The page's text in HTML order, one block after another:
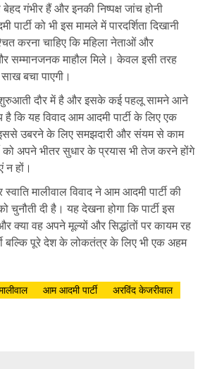
गंभीर हैं और इनकी निष्पक्ष जांच होनी
को भी इस मामले में पारदर्शिता दिखानी
करना चाहिए कि महिला नेताओं और
सम्मानजनक माहौल मिले। केवल इसी तरह
बचा पाएगी।
शुरुआती दौर में है और इसके कई पहलू सामने आने
कि यह विवाद आम आदमी पार्टी के लिए एक
इससे उबरने के लिए समझदारी और संयम से काम
को अपने भीतर सुधार के प्रयास भी तेज करने होंगे
न हों।
मालीवाल विवाद ने आम आदमी पार्टी की
चुनौती दी है। यह देखना होगा कि पार्टी इस
वह अपने मूल्यों और सिद्धांतों पर कायम रह
बल्कि पूरे देश के लोकतंत्र के लिए भी एक अहम
आम आदमी पार्टी अरविंद केजरीवाल